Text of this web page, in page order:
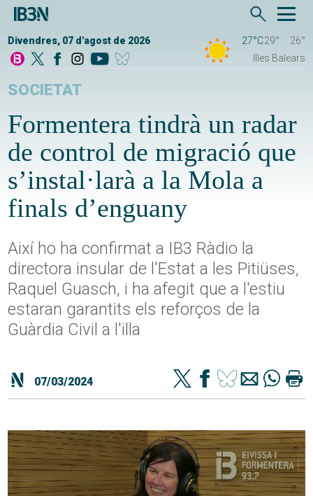
Divendres, 07 d'agost de 2026 27°C29°
26°
Illes Balears
SOCIETAT
Formentera tindrà un radar
de control de migració que
s’instal·larà a la Mola a
finals d’enguany
Així ho ha confirmat a IB3 Ràdio la
directora insular de l'Estat a les Pitiüses,
Raquel Guasch, i ha afegit que a l'estiu
estaran garantits els reforços de la
Guàrdia Civil a l'illa
07/03/2024